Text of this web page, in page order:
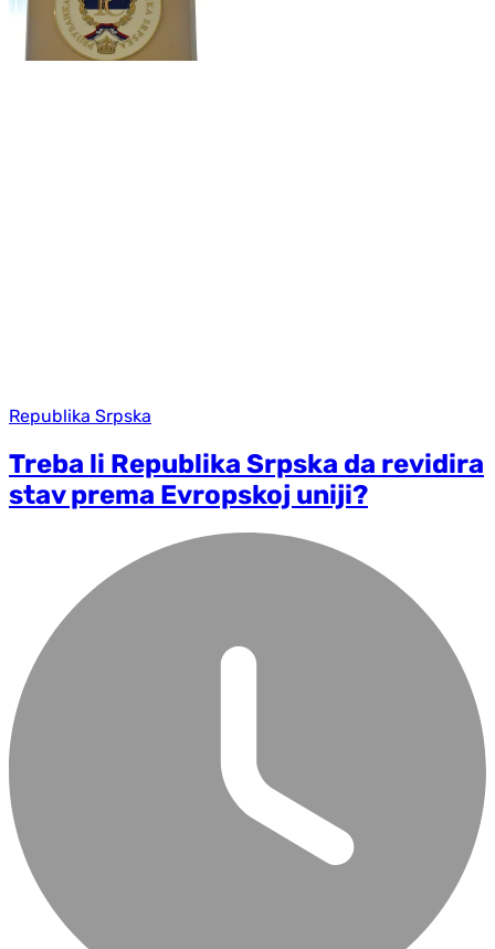
Republika Srpska
Treba li Republika Srpska da revidira
stav prema Evropskoj uniji?